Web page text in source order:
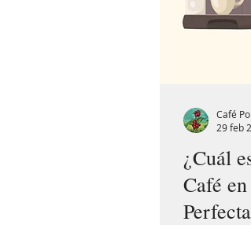
¿Cuál
Café
Café
29 feb